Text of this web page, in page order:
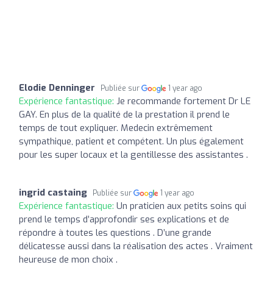
Elodie Denninger Publiée sur 1 year ago
Expérience fantastique: Je recommande fortement Dr LE
GAY. En plus de la qualité de la prestation il prend le
temps de tout expliquer. Medecin extrêmement
sympathique, patient et compétent. Un plus également
pour les super locaux et la gentillesse des assistantes .
ingrid castaing Publiée sur 1 year ago
Expérience fantastique: Un praticien aux petits soins qui
prend le temps d’approfondir ses explications et de
répondre à toutes les questions . D’une grande
délicatesse aussi dans la réalisation des actes . Vraiment
heureuse de mon choix .